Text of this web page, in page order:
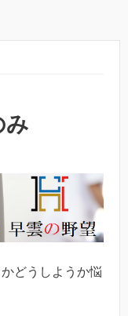
み
どうしようか悩